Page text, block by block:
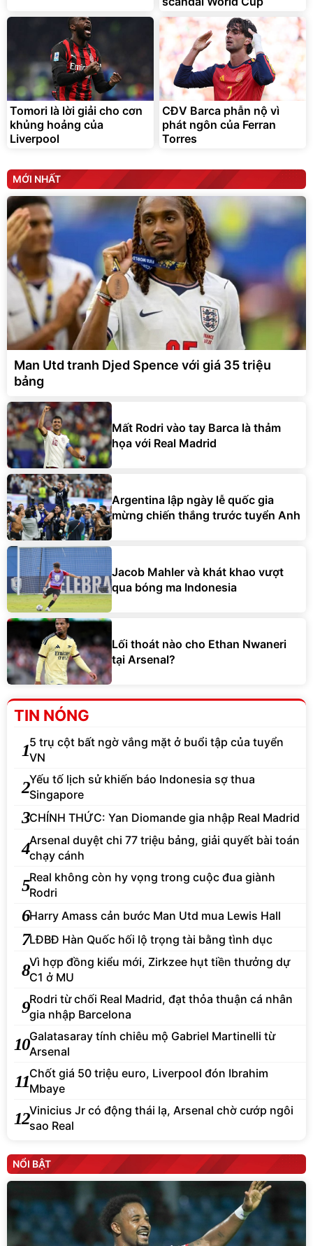
Tomori là lời giải cho cơn
khủng hoảng của
Liverpool
CĐV Barca phẫn nộ vì
phát ngôn của Ferran
Torres
MỚI NHẤT
Man Utd tranh Djed Spence với giá 35 triệu
bảng
Mất Rodri vào tay Barca là thảm
họa với Real Madrid
Argentina lập ngày lễ quốc gia
mừng chiến thắng trước tuyển Anh
Jacob Mahler và khát khao vượt
qua bóng ma Indonesia
Lối thoát nào cho Ethan Nwaneri
tại Arsenal?
TIN NÓNG
15 trụ cột bất ngờ vắng mặt ở buổi tập của tuyển
VN
2Yếu tố lịch sử khiến báo Indonesia sợ thua
Singapore
3CHÍNH THỨC: Yan Diomande gia nhập Real Madrid
4Arsenal duyệt chi 77 triệu bảng, giải quyết bài toán
chạy cánh
5Real không còn hy vọng trong cuộc đua giành
Rodri
6Harry Amass cản bước Man Utd mua Lewis Hall
7LĐBĐ Hàn Quốc hối lộ trọng tài bằng tình dục
8Vì hợp đồng kiểu mới, Zirkzee hụt tiền thưởng dự
C1 ở MU
9Rodri từ chối Real Madrid, đạt thỏa thuận cá nhân
gia nhập Barcelona
10Galatasaray tính chiêu mộ Gabriel Martinelli từ
Arsenal
11Chốt giá 50 triệu euro, Liverpool đón Ibrahim
Mbaye
12Vinicius Jr có động thái lạ, Arsenal chờ cướp ngôi
sao Real
NỔI BẬT